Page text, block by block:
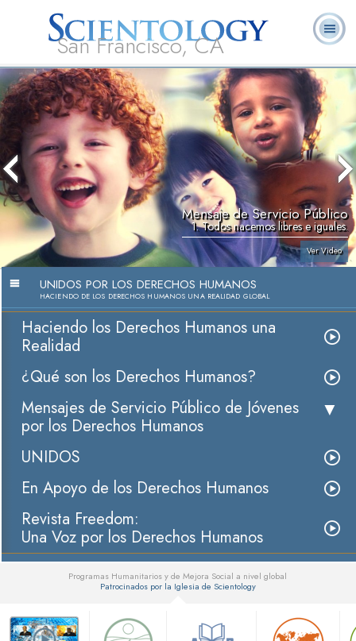
San Francisco, CA
Acerca de
Nosotros
L. Ronald
Hubbard
¿Qué es
Scientology?
Ministros
Voluntarios
Preguntas
Frecuentes
Libros
Mensaje de Servicio Público
1. Todos nacemos libres e iguales.
Ver Video
UNIDOS POR LOS DERECHOS HUMANOS
HACIENDO DE LOS DERECHOS HUMANOS UNA REALIDAD GLOBAL
Haciendo los Derechos Humanos una
Realidad
¿Qué son los Derechos Humanos?
Mensajes de Servicio Público de Jóvenes
por los Derechos Humanos
UNIDOS
En Apoyo de los Derechos Humanos
Revista Freedom:
Una Voz por los Derechos Humanos
Programas Humanitarios y de Mejora Social a nivel global
Patrocinados por la Iglesia de Scientology